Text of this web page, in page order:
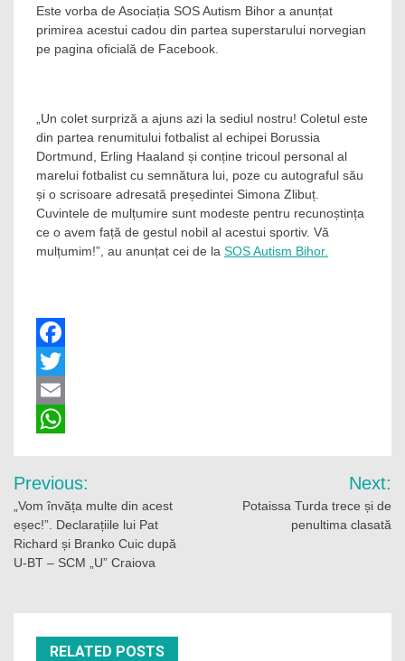
Este vorba de Asociația SOS Autism Bihor a anunțat
primirea acestui cadou din partea superstarului norvegian
pe pagina oficială de Facebook.
„Un colet surpriză a ajuns azi la sediul nostru! Coletul este
din partea renumitului fotbalist al echipei Borussia
Dortmund, Erling Haaland și conține tricoul personal al
marelui fotbalist cu semnătura lui, poze cu autograful său
și o scrisoare adresată președintei Simona Zlibuț.
Cuvintele de mulțumire sunt modeste pentru recunoștința
ce o avem față de gestul nobil al acestui sportiv. Vă
mulțumim!”, au anunțat cei de la SOS Autism Bihor.
Facebook
Twitter
Email
Navigare
în
articole
Previous:
„Vom învăța multe din acest
eșec!”. Declarațiile lui Pat
Richard și Branko Cuic după
U-BT – SCM „U” Craiova
Next:
Potaissa Turda trece și de
penultima clasată
RELATED POSTS